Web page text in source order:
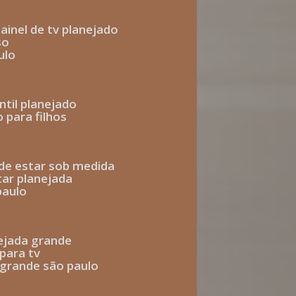
painel de tv planejado
planejado
para filhos
de estar sob medida
planejada
grande
tv
são paulo